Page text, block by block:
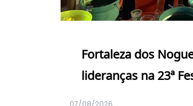
Fortaleza dos
lideranças na 23ª
07/08/2026